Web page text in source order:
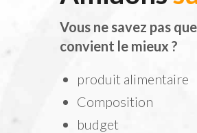
Vous ne savez pas
convient le mieux ?
produit alimentaire
Composition
budget